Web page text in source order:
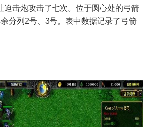
迫击炮攻击了七次。位于圆心处的弓箭
分列2号、3号。表中数据记录了弓箭